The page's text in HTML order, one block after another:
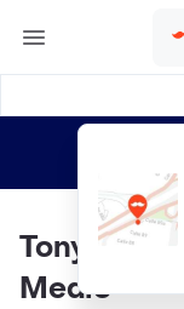
Tony Moly
Medio